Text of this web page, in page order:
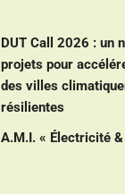
DUT Call 2026 : un
projets pour
des villes
résilientes
A.M.I. « Électricité